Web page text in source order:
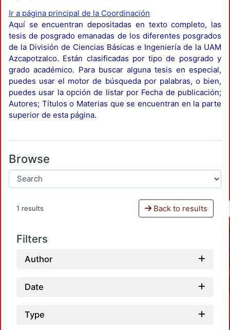
Ir a página principal de la Coordinación
Aquí se encuentran depositadas en texto completo, las
tesis de posgrado emanadas de los diferentes posgrados
de la División de Ciencias Básicas e Ingeniería de la UAM
Azcapotzalco. Están clasificadas por tipo de posgrado y
grado académico. Para buscar alguna tesis en especial,
puedes usar el motor de búsqueda por palabras, o bien,
puedes usar la opción de listar por Fecha de publicación;
Autores; Títulos o Materias que se encuentran en la parte
superior de esta página.
Browse
1 results Back to results
Filters
Author
Date
Type